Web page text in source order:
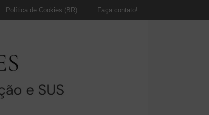
Política de Cookies (BR) Faça contato!